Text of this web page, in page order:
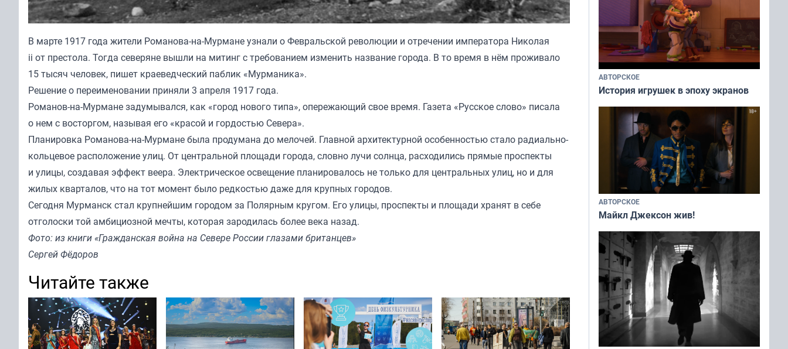
В марте 1917 года жители Романова-на-Мурмане узнали о Февральской революции и отречении императора Николая
ii от престола. Тогда северяне вышли на митинг с требованием изменить название города. В то время в нём проживало
15 тысяч человек, пишет краеведческий паблик «Мурманика».
Решение о переименовании приняли 3 апреля 1917 года.
Романов-на-Мурмане задумывался, как «город нового типа», опережающий свое время. Газета «Русское слово» писала
о нем с восторгом, называя его «красой и гордостью Севера».
Планировка Романова-на-Мурмане была продумана до мелочей. Главной архитектурной особенностью стало радиально-
кольцевое расположение улиц. От центральной площади города, словно лучи солнца, расходились прямые проспекты
и улицы, создавая эффект веера. Электрическое освещение планировалось не только для центральных улиц, но и для
жилых кварталов, что на тот момент было редкостью даже для крупных городов.
Сегодня Мурманск стал крупнейшим городом за Полярным кругом. Его улицы, проспекты и площади хранят в себе
отголоски той амбициозной мечты, которая зародилась более века назад.
Фото: из книги «Гражданская война на Севере России глазами британцев»
Сергей Фёдоров
Читайте также
АВТОРСКОЕ
История игрушек в эпоху экранов
АВТОРСКОЕ
Майкл Джексон жив!